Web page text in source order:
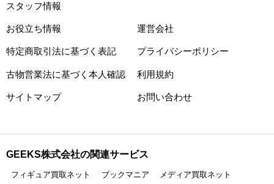
スタッフ情報
お役立ち情報 運営会社
特定商取引法に基づく表記 プライバシーポリシー
古物営業法に基づく本人確認 利用規約
サイトマップ お問い合わせ
GEEKS株式会社の関連サービス
フィギュア買取ネット ブックマニア メディア買取ネット